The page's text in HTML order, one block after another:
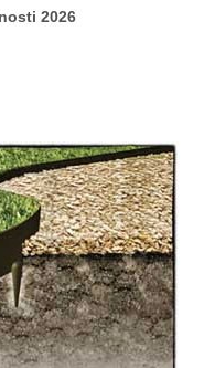
na
2026